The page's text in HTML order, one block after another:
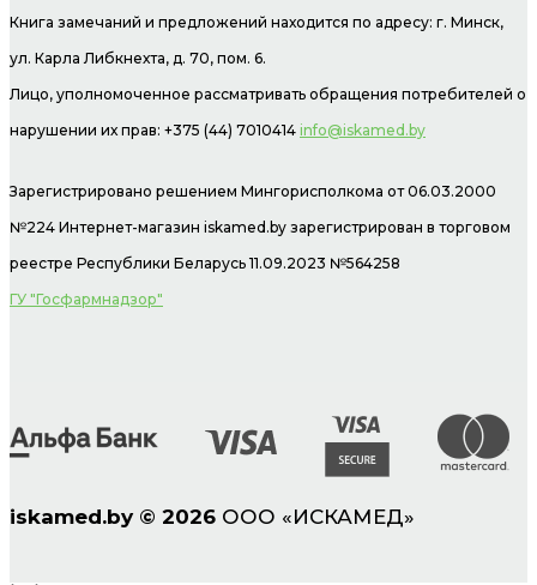
Книга замечаний и предложений находится по адресу: г. Минск,
ул. Карла Либкнехта, д. 70, пом. 6.
Лицо, уполномоченное рассматривать обращения потребителей о
нарушении их прав: +375 (44) 7010414 info@iskamed.by
Зарегистрировано решением Мингорисполкома от 06.03.2000
№224 Интернет-магазин iskamed.by зарегистрирован в торговом
реестре Республики Беларусь 11.09.2023 №564258
ГУ "Госфармнадзор"
iskamed.by © 2026 ООО «ИСКАМЕД»